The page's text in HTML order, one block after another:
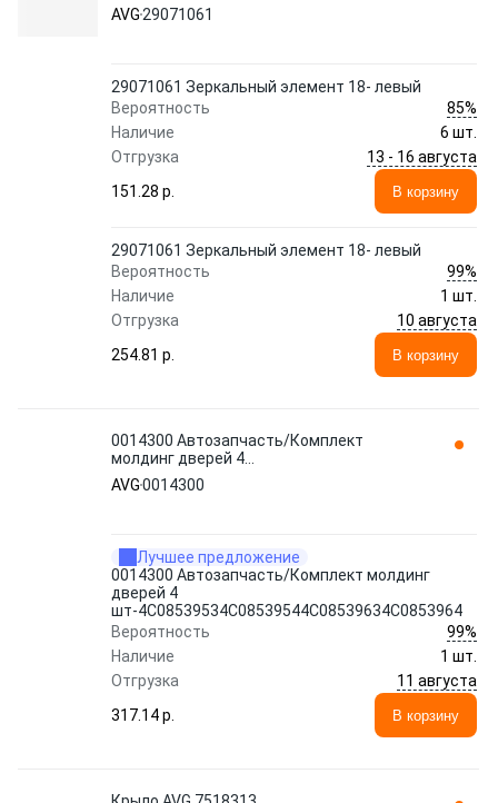
AVG 29071061
29071061 Зеркальный элемент 18- левый
Вероятность
85%
Наличие
6 шт.
Отгрузка
13 - 16 августа
151.28 p.
В корзину
29071061 Зеркальный элемент 18- левый
Вероятность
99%
Наличие
1 шт.
Отгрузка
10 августа
254.81 p.
В корзину
0014300 Автозапчасть/Комплект
молдинг дверей 4
шт-4C08539534C08539544C08539634C0853964
AVG
AVG0014300
Лучшее предложение
0014300 Автозапчасть/Комплект молдинг
дверей 4
шт-4C08539534C08539544C08539634C0853964
Вероятность
99%
Наличие
1 шт.
Отгрузка
11 августа
317.14 p.
В корзину